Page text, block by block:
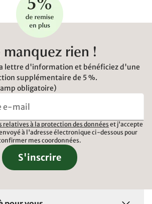
manquez rien !
lettre d'information et bénéficiez d'une
supplémentaire de 5 %.
obligatoire)
à la protection des données et j'accepte
à l'adresse électronique ci-dessous pour
mes coordonnées.
S'inscrire